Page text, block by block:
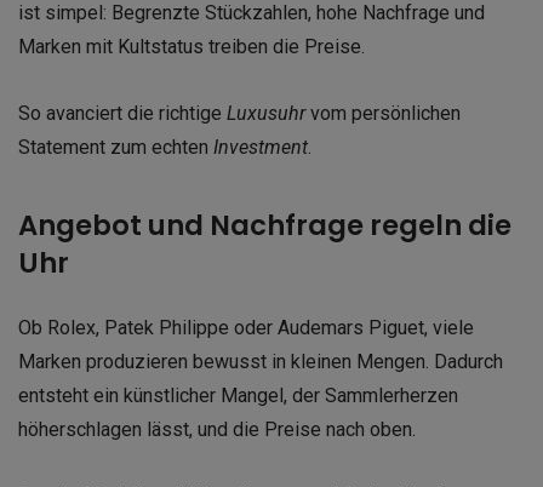
ist simpel: Begrenzte Stückzahlen, hohe Nachfrage und
Marken mit Kultstatus treiben die Preise.
So avanciert die richtige Luxusuhrvom persönlichen
Statement zum echten Investment.
Angebot und Nachfrage regeln die
Uhr
Ob Rolex, Patek Philippe oder Audemars Piguet, viele
Marken produzieren bewusst in kleinen Mengen. Dadurch
entsteht ein künstlicher Mangel, der Sammlerherzen
höherschlagen lässt, und die Preise nach oben.